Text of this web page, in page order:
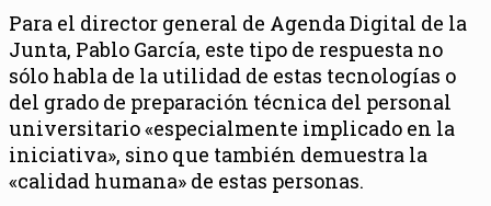
Para el director general de Agenda Digital de la
Junta, Pablo García, este tipo de respuesta no
sólo habla de la utilidad de estas tecnologías o
del grado de preparación técnica del personal
universitario «especialmente implicado en la
iniciativa», sino que también demuestra la
«calidad humana» de estas personas.